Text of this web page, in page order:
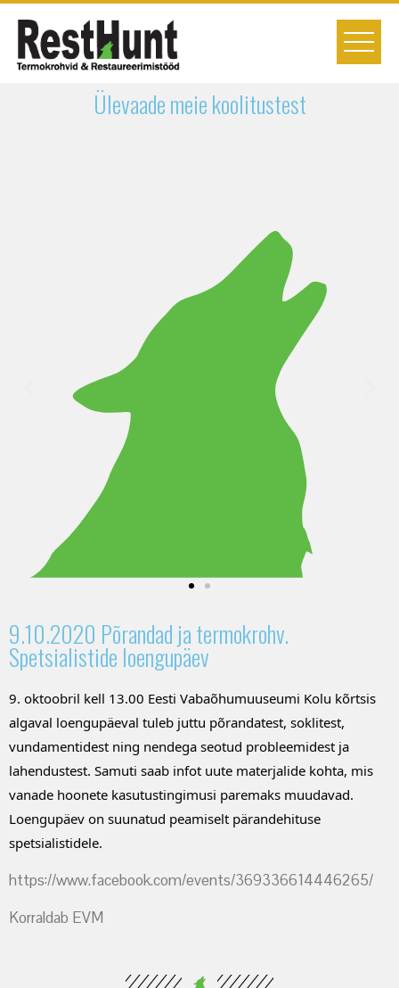
Ülevaade meie koolitustest
9.10.2020 Põrandad ja termokrohv.
Spetsialistide loengupäev
9. oktoobril kell 13.00 Eesti Vabaõhumuuseumi Kolu kõrtsis
algaval loengupäeval tuleb juttu põrandatest, soklitest,
vundamentidest ning nendega seotud probleemidest ja
lahendustest. Samuti saab infot uute materjalide kohta, mis
vanade hoonete kasutustingimusi paremaks muudavad.
Loengupäev on suunatud peamiselt pärandehituse
spetsialistidele.
https://www.facebook.com/events/369336614446265/
Korraldab EVM